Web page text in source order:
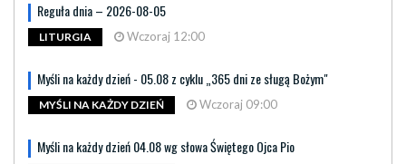
Reguła dnia – 2026-08-05
LITURGIA Wczoraj 12:00
Myśli na każdy dzień - 05.08 z cyklu „365 dni ze sługą Bożym"
MYŚLI NA KAŻDY DZIEŃ Wczoraj 09:00
Myśli na każdy dzień 04.08 wg słowa Świętego Ojca Pio